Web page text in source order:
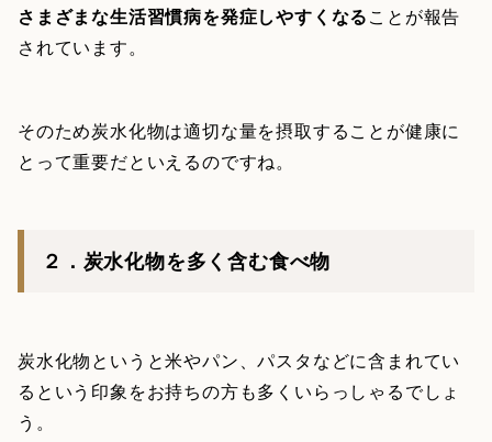
さまざまな生活習慣病を発症しやすくなることが報告
されています。
そのため炭水化物は適切な量を摂取することが健康に
とって重要だといえるのですね。
２．炭水化物を多く含む食べ物
炭水化物というと米やパン、パスタなどに含まれてい
るという印象をお持ちの方も多くいらっしゃるでしょ
う。